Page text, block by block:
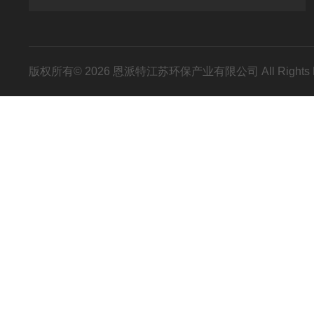
版权所有© 2026 恩派特江苏环保产业有限公司 All